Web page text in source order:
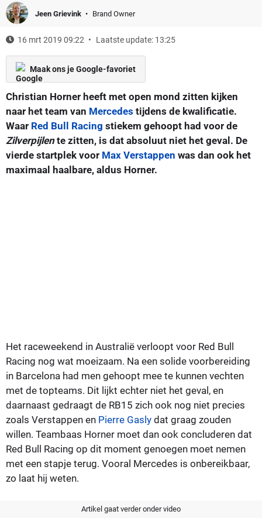
Jeen Grievink Brand Owner
16 mrt 2019 09:22 Laatste update: 13:25
Maak ons je Google-favoriet
Christian Horner heeft met open mond zitten kijken
naar het team van Mercedes tijdens de kwalificatie.
Waar Red Bull Racing stiekem gehoopt had voor de
Zilverpijlente zitten, is dat absoluut niet het geval. De
vierde startplek voor Max Verstappen was dan ook het
maximaal haalbare, aldus Horner.
Het raceweekend in Australië verloopt voor Red Bull
Racing nog wat moeizaam. Na een solide voorbereiding
in Barcelona had men gehoopt mee te kunnen vechten
met de topteams. Dit lijkt echter niet het geval, en
daarnaast gedraagt de RB15 zich ook nog niet precies
zoals Verstappen en Pierre Gasly dat graag zouden
willen. Teambaas Horner moet dan ook concluderen dat
Red Bull Racing op dit moment genoegen moet nemen
met een stapje terug. Vooral Mercedes is onbereikbaar,
zo laat hij weten.
Artikel gaat verder onder video